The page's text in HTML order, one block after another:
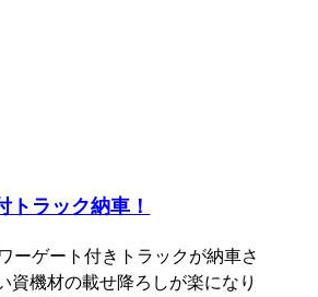
トラック納車！
ーゲート付きトラックが納車さ
機材の載せ降ろしが楽になり